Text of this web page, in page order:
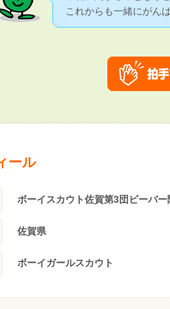
これからも一緒にがん
ール
ボーイスカウト佐賀第3団ビーバ
佐賀県
ボーイガールスカウト